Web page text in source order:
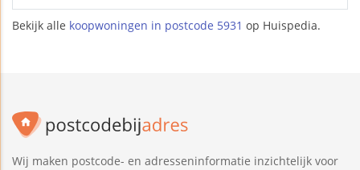
Bekijk alle koopwoningen in postcode 5931 op Huispedia.
Wij maken postcode- en adresseninformatie inzichtelijk voor